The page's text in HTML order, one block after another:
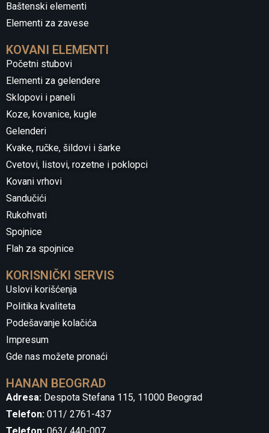
Baštenski elementi
Elementi za zavese
KOVANI ELEMENTI
Početni stubovi
Elementi za gelendere
Sklopovi i paneli
Koze, kovanice, kugle
Gelenderi
Kvake, ručke, šildovi i šarke
Cvetovi, listovi, rozetne i poklopci
Kovani vrhovi
Sandučići
Rukohvati
Spojnice
Flah za spojnice
KORISNIČKI SERVIS
Uslovi korišćenja
Politika kvaliteta
Podešavanje kolačića
Impresum
Gde nas možete pronaći
HANAN BEOGRAD
Adresa: Despota Stefana 115, 11000 Beograd
Telefon: 011/ 2761-437